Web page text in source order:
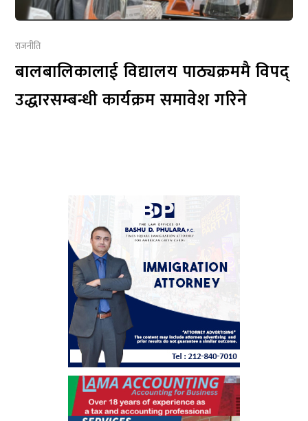
राजनीति
बालबालिकालाई विद्यालय पाठ्यक्रममै विपद्
उद्धारसम्बन्धी कार्यक्रम समावेश गरिने